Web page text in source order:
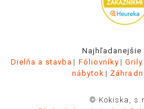
Najhľadanejšie
Dielňa a stavba
Fóliovníky
nábytok
© Kokiska,